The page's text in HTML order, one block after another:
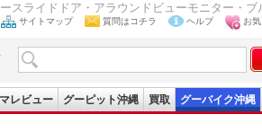
ライドドア・アラウンドビューモニター・ブ
サイトマップ 質問はコチラ ヘルプ お
レビュー グーピット沖縄 買取 グーバイク沖縄